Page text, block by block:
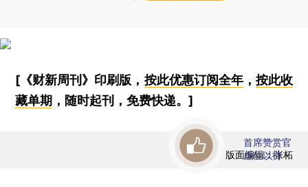
[《财新周刊》印刷版， 按此优惠订阅全年， 按此收
藏单期 ，随时起刊，免费快递。]
版面编辑：张柘
首席赞赏官
虚位以待